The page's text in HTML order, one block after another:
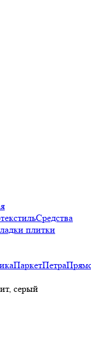
Средства
плитки
ПаркетПетра
серый